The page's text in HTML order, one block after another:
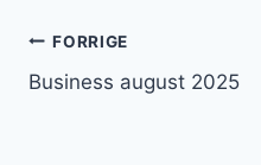
FORRIGE
Business august 2025